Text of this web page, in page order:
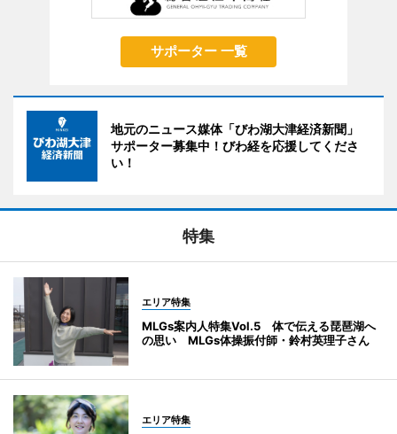
サポーター 一覧
地元のニュース媒体「びわ湖大津経済新聞」
サポーター募集中！びわ経を応援してくださ
い！
特集
エリア特集
MLGs案内人特集Vol.5 体で伝える琵琶湖へ
の思い MLGs体操振付師・鈴村英理子さん
エリア特集